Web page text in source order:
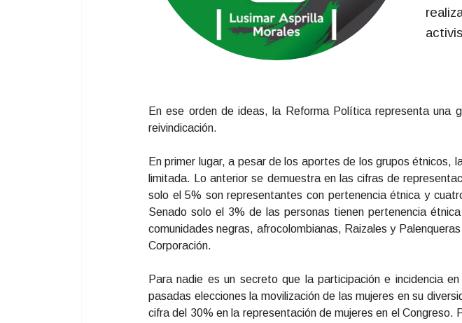
En ese orden de ideas, la Reforma Política representa una
reivindicación.
En primer lugar, a pesar de los aportes de los grupos étnicos,
limitada. Lo anterior se demuestra en las cifras de
solo el 5% son representantes con pertenencia étnica y
Senado solo el 3% de las personas tienen pertenencia
comunidades negras, afrocolombianas, Raizales y
Corporación.
Para nadie es un secreto que la participación e incidencia
pasadas elecciones la movilización de las mujeres en su
cifra del 30% en la representación de mujeres en el